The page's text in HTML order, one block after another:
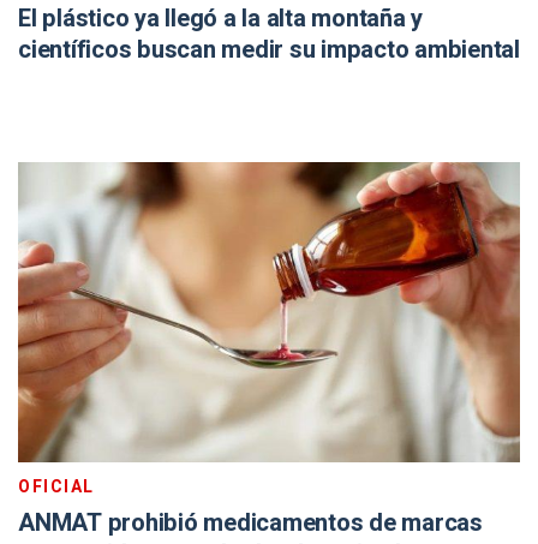
El plástico ya llegó a la alta montaña y
científicos buscan medir su impacto ambiental
OFICIAL
ANMAT prohibió medicamentos de marcas